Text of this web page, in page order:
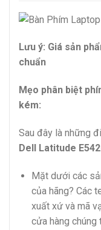
Lưu ý: Giá sản
chuẩn
Mẹo phân biệt
kém:
Sau đây là những
Dell Latitude
Mặt dưới các
của hãng? Các
xuất xứ và mã
cửa hàng